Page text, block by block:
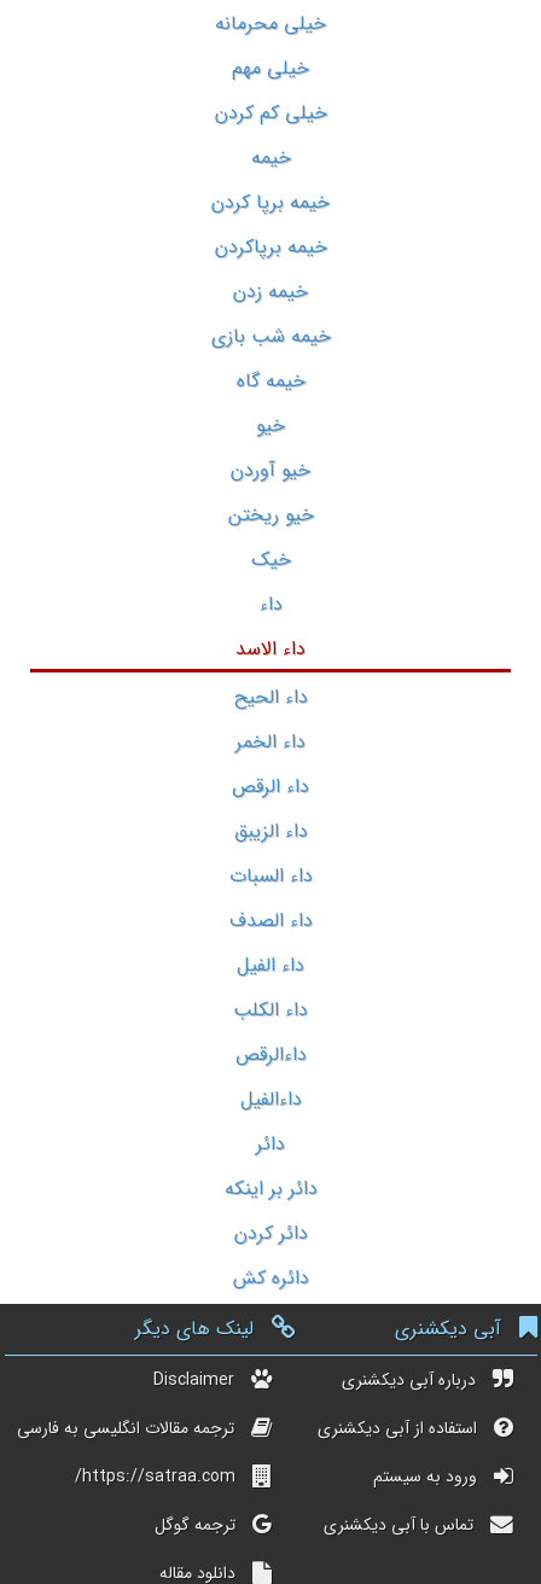
خیلی محرمانه
خیلی مهم
خیلی کم کردن
خیمه
خیمه برپا کردن
خیمه برپاکردن
خیمه زدن
خیمه شب بازی
خیمه گاه
خیو
خیو آوردن
خیو ریختن
خیک
داء
داء الاسد
داء الحیح
داء الخمر
داء الرقص
داء الزیبق
داء السبات
داء الصدف
داء الفیل
داء الکلب
داءالرقص
داءالفیل
دائر
دائر بر اینکه
دائر کردن
دائره کش
آبی دیکشنری
درباره آبی دیکشنری
استفاده از آبی دیکشنری
ورود به سیستم
تماس با آبی دیکشنری
لینک های دیگر
Disclaimer
ترجمه مقالات انگلیسی به فارسی
https://satraa.com/
ترجمه گوگل
دانلود مقاله